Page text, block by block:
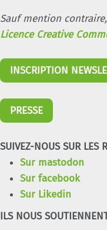
Sauf mention
Licence Creative
INSCRIPTION
PRESSE
SUIVEZ-NOUS SUR LES
Sur mastodon
Sur facebook
Sur Likedin
ILS NOUS